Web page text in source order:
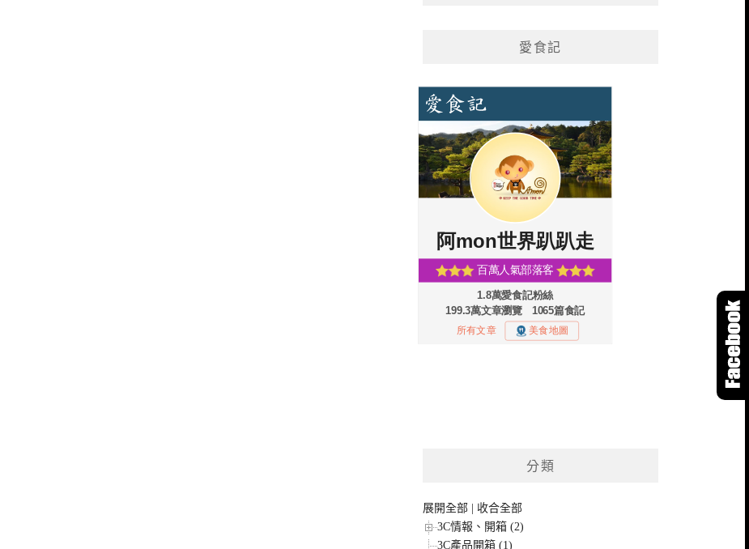
愛食記
分類
展開全部
收合全部
3C情報、開箱 (2)
3C產品開箱 (1)